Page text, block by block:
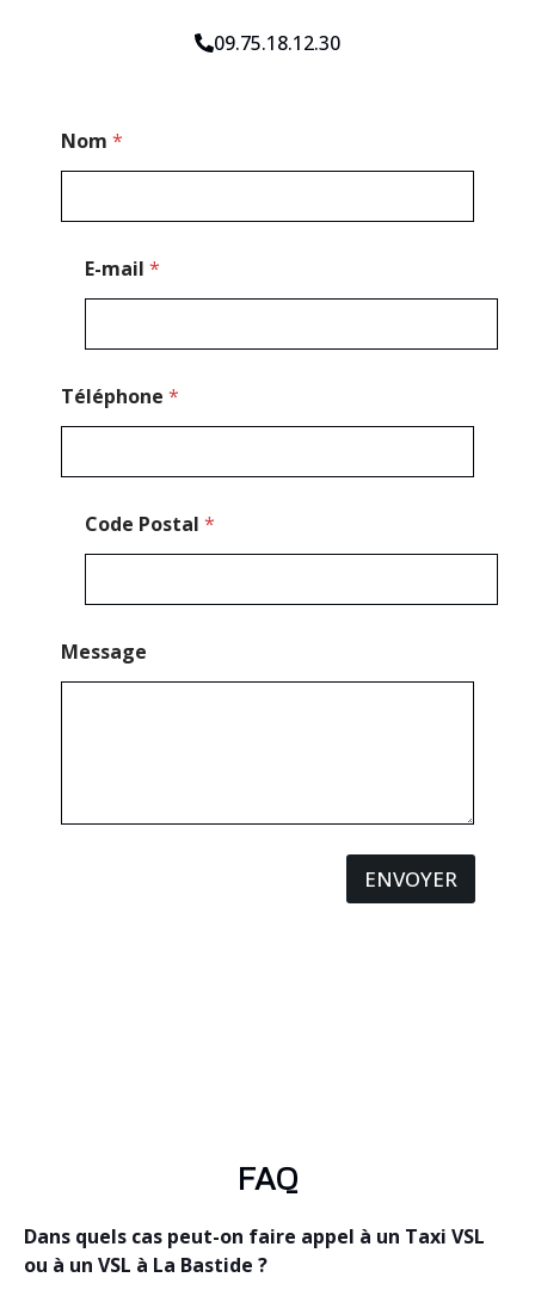
09.75.18.12.30
Nom *
E-mail *
Téléphone *
Code Postal *
Message
ENVOYER
FAQ
Dans quels cas peut-on faire appel à un Taxi VSL
ou à un VSL à La Bastide ?